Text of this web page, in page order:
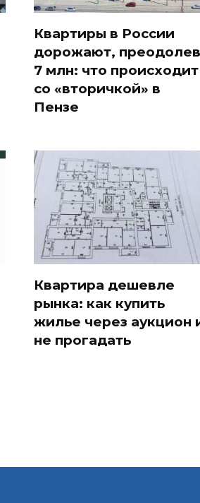
Квартиры в России
дорожают, преодолев
7 млн: что происходит
со «вторичкой» в
Пензе
Квартира дешевле
рынка: как купить
жилье через аукцион
не прогадать